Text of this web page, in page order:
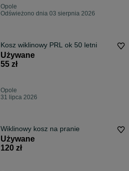
Opole
Odświeżono dnia 03 sierpnia 2026
Kosz wiklinowy PRL ok 50 letni
Używane
55 zł
Opole
31 lipca 2026
Wiklinowy kosz na pranie
Używane
120 zł